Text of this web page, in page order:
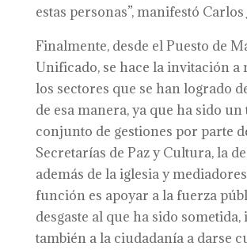
estas personas”, manifestó Carlos
Finalmente, desde el Puesto de
Unificado, se hace la invitación a
los sectores que se han logrado
de esa manera, ya que ha sido un
conjunto de gestiones por parte
Secretarías de Paz y Cultura, la
además de la iglesia y
función es apoyar a la fuerza
desgaste al que ha sido sometida,
también a la ciudadanía a darse